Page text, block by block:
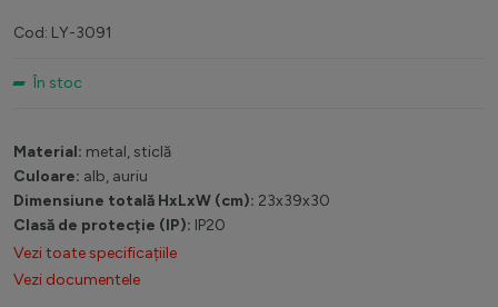
Cod: LY-3091
În stoc
Material: metal, sticlă
Culoare: alb, auriu
Dimensiune totală HxLxW (cm): 23x39x30
Clasă de protecție (IP): IP20
Vezi toate specificațiile
Vezi documentele